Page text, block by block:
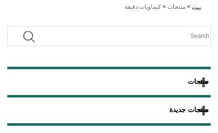
بيت > منتجات > كيماويات دقيقة
منتجات
منتجات جديدة